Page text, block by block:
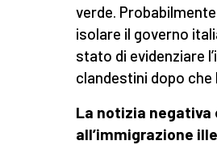
verde.
isolare il governo
stato di evidenziare
clandestini dopo che
La notizia negativa
all’immigrazione